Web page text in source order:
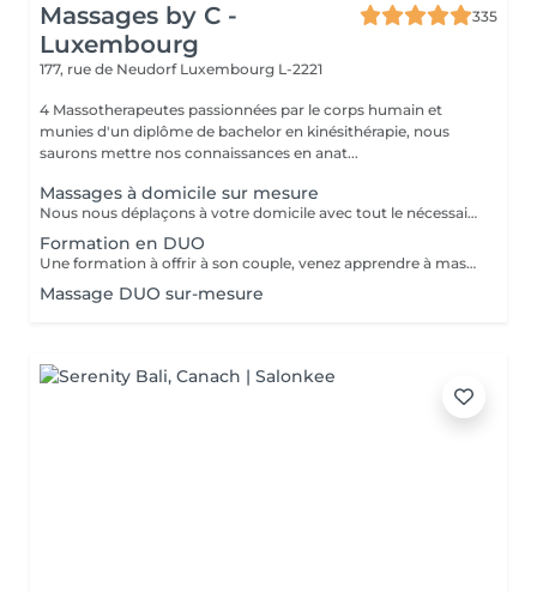
Massages by C -
Luxembourg
335
177, rue de Neudorf Luxembourg L-2221
4 Massotherapeutes passionnées par le corps humain et
munies d'un diplôme de bachelor en kinésithérapie, nous
saurons mettre nos connaissances en anat...
Massages à domicile sur mesure
Nous nous déplaçons à votre domicile avec tout le nécessaire (table, serviettes, huile...) Déplacement à Luxembourg ville ou proche uniquement A noter que le massage durera entre 1h et 1h30 (selon votre réservation) après le temps de trajet. Ainsi si vous réservez pour 12h, prévoyez que le massage commence vers 12h30. Ce temps de trajet n'est pas facturé mais il est à prendre en compte dans le planning Merci de réserver ce service à domicile uniquement si vous souhaitez recevoir un massage dans le respect, aucune avance ou geste déplacé ne serait toléré.
Formation en DUO
Une formation à offrir à son couple, venez apprendre à masser votre conjoint/e et découvrir les secret pour un massage à la maison facile à mettre en place, à réaliser, et sans vous faire mal Programme: - La séance commencera par un massage en DUO de 45 minutes où l'on massera le plus de zones possibles pour que vous puissiez décider les quelles et quelles techniques vous préférez - Puis, sur la base de vos préférences, l'heure suivante sera dédiée à vous enseigner ces techniques à tous les 2 Ainsi, par exemple, si madame préfère le dos, alors monsieur apprendra à le lui masser, avant d'échanger les rôles Possibilité de repartir avec une table de massage pliante à installer chez vous pour 150€ Formation également possible entre amies
Massage DUO sur-mesure